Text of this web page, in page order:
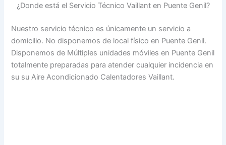
¿Donde está el Servicio Técnico Vaillant en Puente Genil?
Nuestro servicio técnico es únicamente un servicio a
domicilio. No disponemos de local físico en Puente Genil.
Disponemos de Múltiples unidades móviles en Puente Genil
totalmente preparadas para atender cualquier incidencia en
su su Aire Acondicionado Calentadores Vaillant.